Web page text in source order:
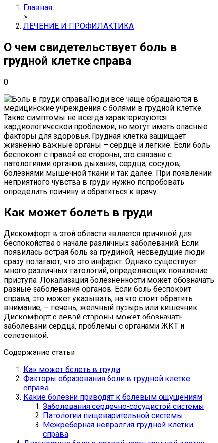
Главная
>
ЛЕЧЕНИЕ И ПРОФИЛАКТИКА
О чем свидетельствует боль в
грудной клетке справа
0
Люди все чаще обращаются в
медицинские учреждения с болями в грудной клетке.
Такие симптомы не всегда характеризуются
кардиологической проблемой, но могут иметь опасные
факторы для здоровья. Грудная клетка защищает
жизненно важные органы – сердце и легкие. Если боль
беспокоит с правой ее стороны, это связано с
патологиями органов дыхания, сердца, сосудов,
болезнями мышечной ткани и так далее. При появлении
неприятного чувства в груди нужно попробовать
определить причину и обратиться к врачу.
Как может болеть в груди
Дискомфорт в этой области является причиной для
беспокойства о начале различных заболеваний. Если
появилась острая боль за грудиной, несведущие люди
сразу полагают, что это инфаркт. Однако существует
много различных патологий, определяющих появление
приступа. Локализация болезненности может обозначать
разные заболевания органов. Если боль беспокоит
справа, это может указывать, на что стоит обратить
внимание, – печень, желчный пузырь или кишечник.
Дискомфорт с левой стороны может обозначать
заболевани сердца, проблемы с органами ЖКТ и
селезенкой.
Содержание статьи
Как может болеть в груди
Факторы образования боли в грудной клетке
справа
Какие болезни приводят к болевым ощущениям
Заболевания сердечно-сосудистой системы
Патологии пищеварительной системы
Межреберная невралгия грудной клетки
справа